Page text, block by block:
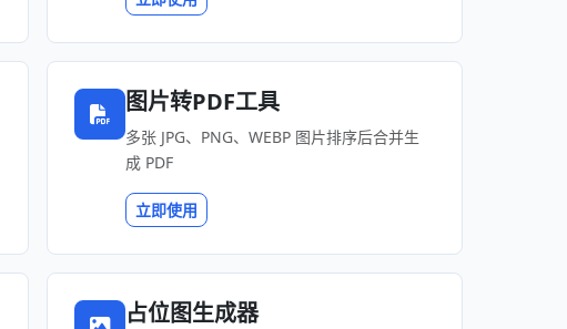
图片转PDF工具
多张 JPG、PNG、WEBP 图片排序后合并生
成 PDF
立即使用
占位图生成器